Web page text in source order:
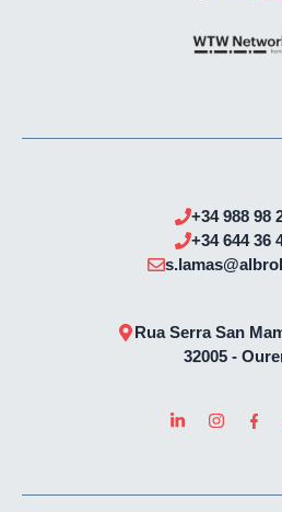
+34988 98
+34644 36
Rua Serra San
32005 -